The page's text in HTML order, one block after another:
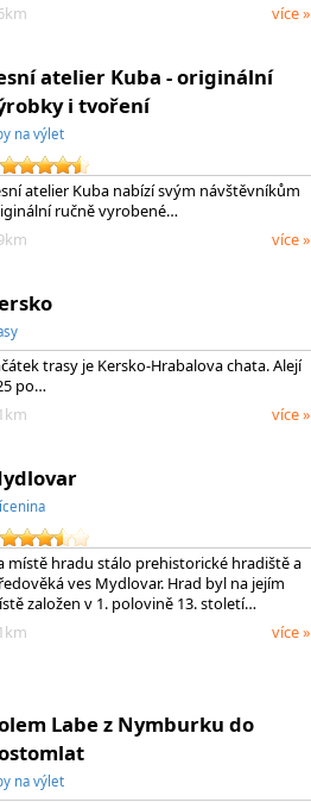
více »
atelier Kuba - originální
i tvoření
na výlet
atelier Kuba nabízí svým návštěvníkům
ručně vyrobené…
více »
trasy je Kersko-Hrabalova chata. Alejí
po…
více »
místě hradu stálo prehistorické hradiště a
ves Mydlovar. Hrad byl na jejím
založen v 1. polovině 13. století…
více »
Labe z Nymburku do
na výlet